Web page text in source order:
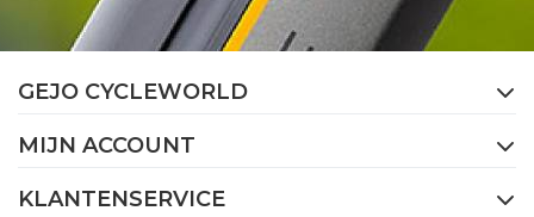
GEJO CYCLEWORLD
MIJN ACCOUNT
KLANTENSERVICE